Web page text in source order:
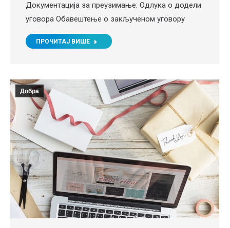
Документација за преузимање: Одлука о додели
уговора Обавештење о закљученом уговору
ПРОЧИТАЈ ВИШЕ
Добра